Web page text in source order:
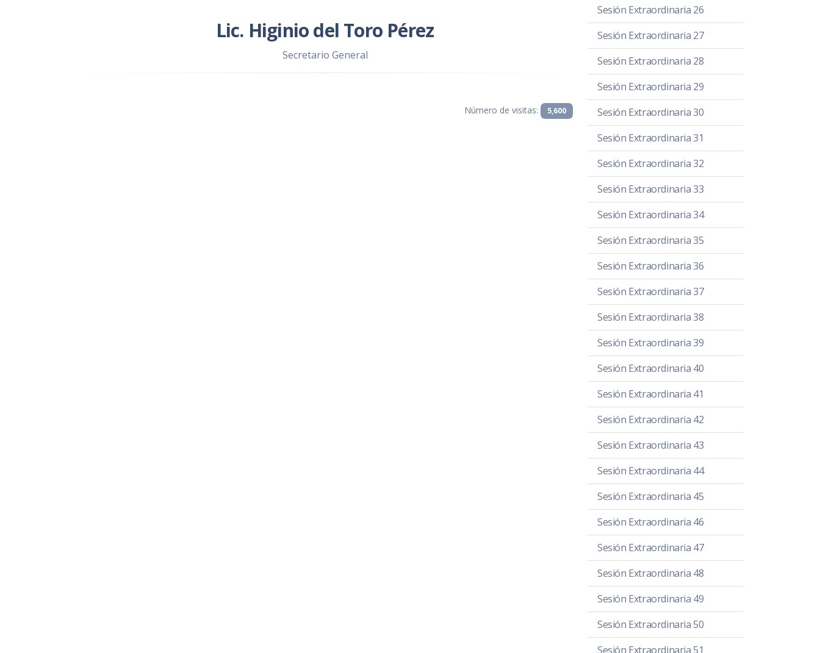
Lic. Higinio del Toro Pérez
Secretario General
Número de visitas: 5,600
Sesión Extraordinaria 26
Sesión Extraordinaria 27
Sesión Extraordinaria 28
Sesión Extraordinaria 29
Sesión Extraordinaria 30
Sesión Extraordinaria 31
Sesión Extraordinaria 32
Sesión Extraordinaria 33
Sesión Extraordinaria 34
Sesión Extraordinaria 35
Sesión Extraordinaria 36
Sesión Extraordinaria 37
Sesión Extraordinaria 38
Sesión Extraordinaria 39
Sesión Extraordinaria 40
Sesión Extraordinaria 41
Sesión Extraordinaria 42
Sesión Extraordinaria 43
Sesión Extraordinaria 44
Sesión Extraordinaria 45
Sesión Extraordinaria 46
Sesión Extraordinaria 47
Sesión Extraordinaria 48
Sesión Extraordinaria 49
Sesión Extraordinaria 50
Sesión Extraordinaria 51